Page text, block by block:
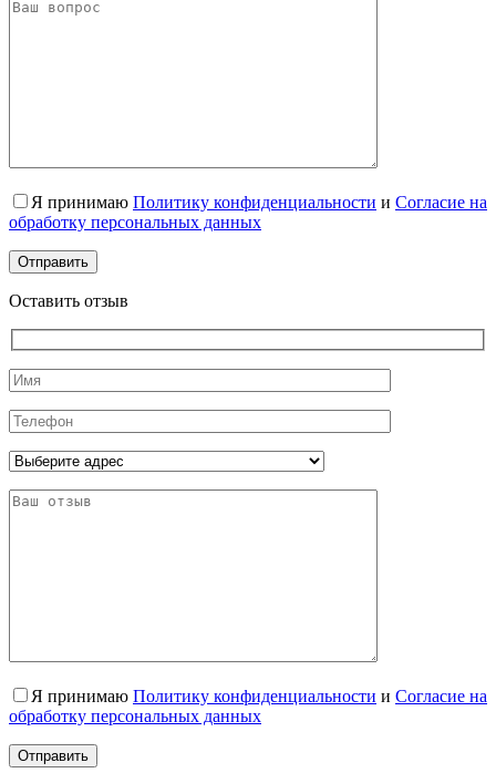
Я принимаю Политику конфиденциальности и Согласие на
обработку персональных данных
Оставить отзыв
Я принимаю Политику конфиденциальности и Согласие на
обработку персональных данных